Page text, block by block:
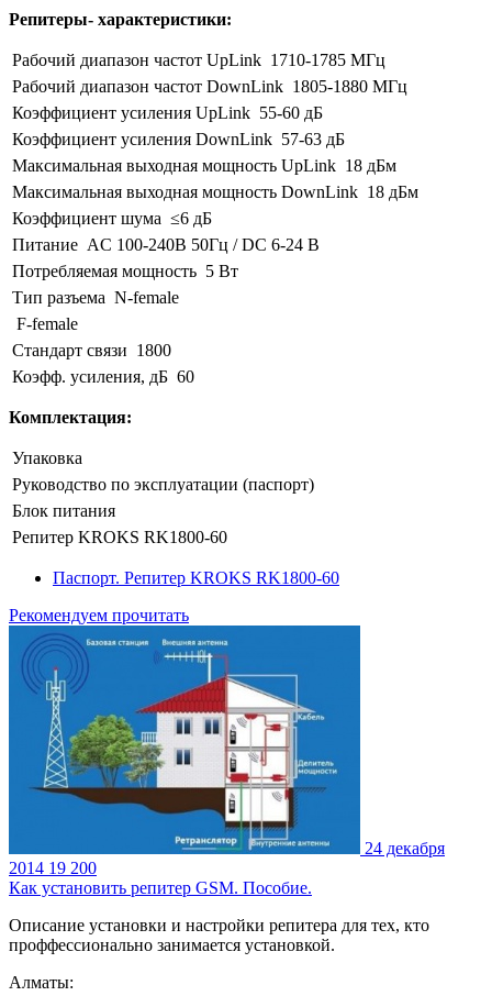
Репитеры- характеристики:
Рабочий диапазон частот UpLink 1710-1785 МГц
Рабочий диапазон частот DownLink 1805-1880 МГц
Коэффициент усиления UpLink 55-60 дБ
Коэффициент усиления DownLink 57-63 дБ
Максимальная выходная мощность UpLink 18 дБм
Максимальная выходная мощность DownLink 18 дБм
Коэффициент шума ≤6 дБ
Питание AC 100-240В 50Гц / DC 6-24 В
Потребляемая мощность 5 Вт
Тип разъема N-female
F-female
Стандарт связи 1800
Коэфф. усиления, дБ 60
Комплектация:
Упаковка
Руководство по эксплуатации (паспорт)
Блок питания
Репитер KROKS RK1800-60
Паспорт. Репитер KROKS RK1800-60
Рекомендуем прочитать
24 декабря
2014 19 200
Как установить репитер GSM. Пособие.
Описание установки и настройки репитера для тех, кто
проффессионально занимается установкой.
Алматы: